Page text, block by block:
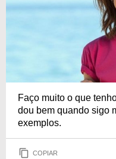
Faço muito o que
dou bem quando sigo
exemplos.
COPIAR